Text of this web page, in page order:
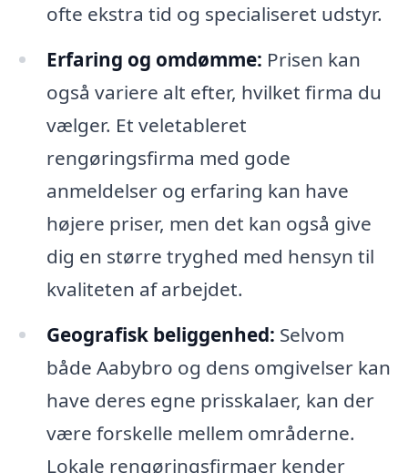
ofte ekstra tid og specialiseret udstyr.
Erfaring og omdømme: Prisen kan
også variere alt efter, hvilket firma du
vælger. Et veletableret
rengøringsfirma med gode
anmeldelser og erfaring kan have
højere priser, men det kan også give
dig en større tryghed med hensyn til
kvaliteten af arbejdet.
Geografisk beliggenhed: Selvom
både Aabybro og dens omgivelser kan
have deres egne prisskalaer, kan der
være forskelle mellem områderne.
Lokale rengøringsfirmaer kender